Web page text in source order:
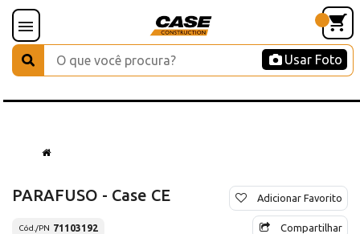
Usar Foto
PARAFUSO - Case CE
Cód./PN 71103192
Adicionar Favorito
Compartilhar